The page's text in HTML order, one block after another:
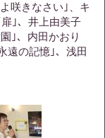
咲きなさい｣、キ
｣、井上由美子
｣、内田かおり
遠の記憶｣、浅田